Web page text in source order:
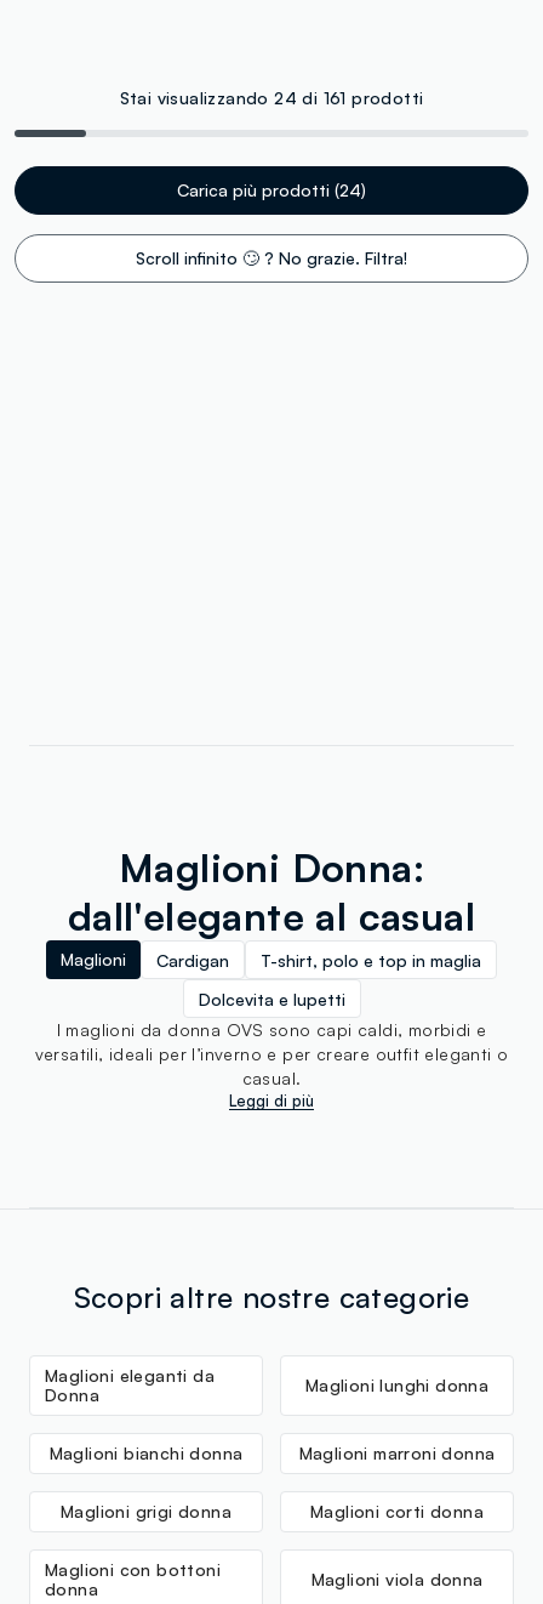
Stai visualizzando 24 di 161 prodotti
Carica più prodotti (24)
Scroll infinito 🙄 ? No grazie. Filtra!
Maglioni Donna:
dall'elegante al casual
Maglioni Cardigan
T-shirt, polo e top in maglia
Dolcevita e lupetti
I maglioni da donna OVS sono capi caldi, morbidi e
versatili, ideali per l’inverno e per creare outfit eleganti o
casual.
Leggi di più
Scopri altre nostre categorie
Maglioni eleganti da
Donna
Maglioni lunghi donna
Maglioni bianchi donna Maglioni marroni donna
Maglioni grigi donna Maglioni corti donna
Maglioni con bottoni
donna
Maglioni viola donna